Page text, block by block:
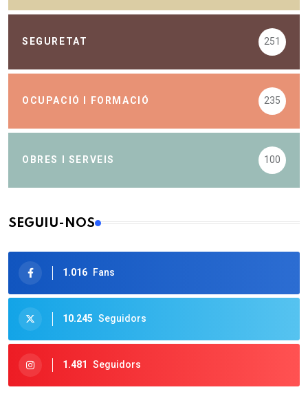
SEGURETAT 251
OCUPACIÓ I FORMACIÓ 235
OBRES I SERVEIS 100
SEGUIU-NOS
1.016 Fans
10.245 Seguidors
1.481 Seguidors